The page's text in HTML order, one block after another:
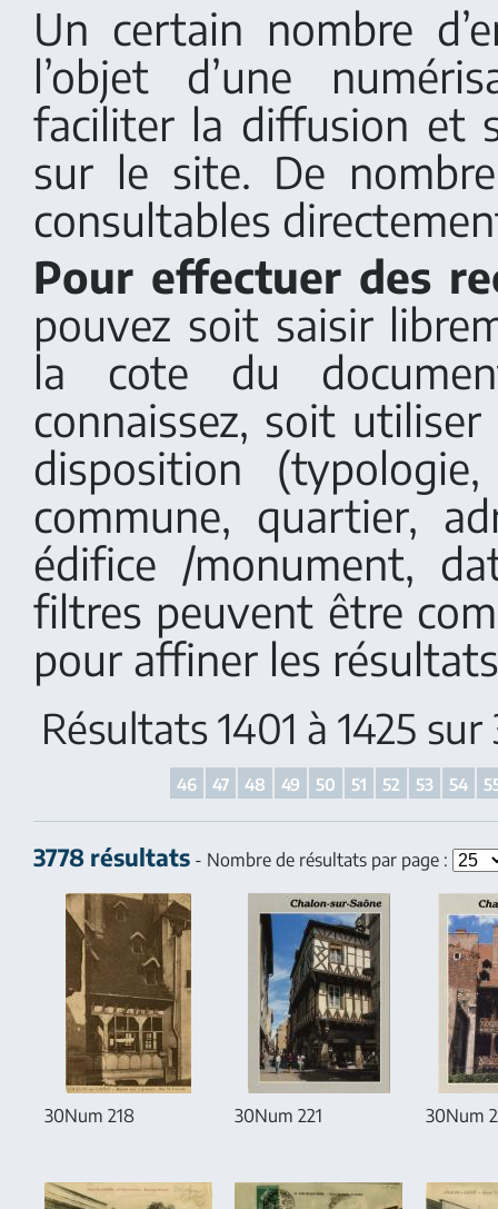
Un certain nombre
l’objet d’une
faciliter la diffusion et
sur le site. De
consultables
Pour effectuer des
pouvez soit saisir
la cote du
connaissez, soit
disposition
commune, quartier,
édifice /monument,
filtres peuvent être
pour affiner les
Résultats 1401 à 1425
46 47 48 49 50 51 52 53 54
3778 résultats- Nombre de résultats par page :
30Num 218 30Num 221 30Num